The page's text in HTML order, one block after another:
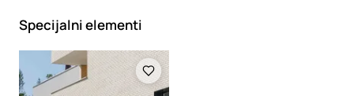
Specijalni elementi
Loading